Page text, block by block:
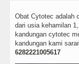
Obat Cytotec adalah
dari usia kehamilan
kandungan cytotec
kandungan kami
6282221005617